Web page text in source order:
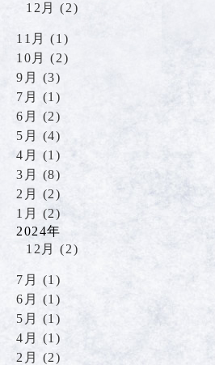
12月 (2)
11月 (1)
10月 (2)
9月 (3)
7月 (1)
6月 (2)
5月 (4)
4月 (1)
3月 (8)
2月 (2)
1月 (2)
2024年
12月 (2)
7月 (1)
6月 (1)
5月 (1)
4月 (1)
2月 (2)